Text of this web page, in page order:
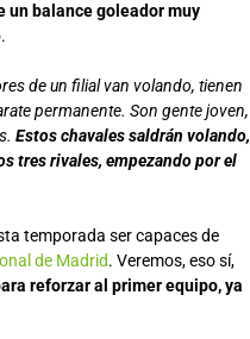
un balance goleador muy
de un filial van volando, tienen
permanente. Son gente joven,
Estos chavales saldrán volando,
tres rivales, empezando por el
temporada ser capaces de
de Madrid. Veremos, eso sí,
reforzar al primer equipo, ya